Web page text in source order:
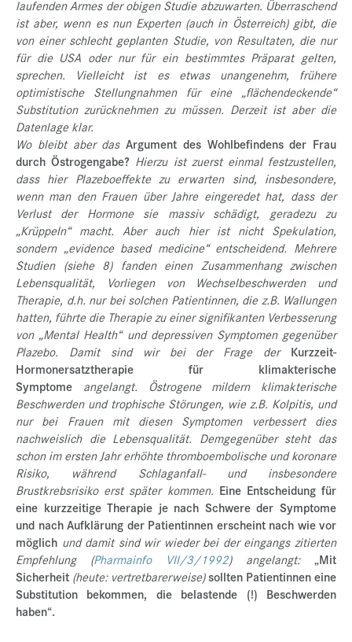
laufenden Armes der obigen Studie abzuwarten. Überraschend
ist aber, wenn es nun Experten (auch in Österreich) gibt, die
von einer schlecht geplanten Studie, von Resultaten, die nur
für die USA oder nur für ein bestimmtes Präparat gelten,
sprechen. Vielleicht ist es etwas unangenehm, frühere
optimistische Stellungnahmen für eine „flächendeckende“
Substitution zurücknehmen zu müssen. Derzeit ist aber die
Datenlage klar.
Wo bleibt aber das Argument des Wohlbefindens der Frau
durch Östrogengabe? Hierzu ist zuerst einmal festzustellen,
dass hier Plazeboeffekte zu erwarten sind, insbesondere,
wenn man den Frauen über Jahre eingeredet hat, dass der
Verlust der Hormone sie massiv schädigt, geradezu zu
„Krüppeln“ macht. Aber auch hier ist nicht Spekulation,
sondern „evidence based medicine“ entscheidend. Mehrere
Studien (siehe 8) fanden einen Zusammenhang zwischen
Lebensqualität, Vorliegen von Wechselbeschwerden und
Therapie, d.h. nur bei solchen Patientinnen, die z.B. Wallungen
hatten, führte die Therapie zu einer signifikanten Verbesserung
von „Mental Health“ und depressiven Symptomen gegenüber
Plazebo. Damit sind wir bei der Frage der Kurzzeit-
Hormonersatztherapie für klimakterische
Symptome angelangt. Östrogene mildern klimakterische
Beschwerden und trophische Störungen, wie z.B. Kolpitis, und
nur bei Frauen mit diesen Symptomen verbessert dies
nachweislich die Lebensqualität. Demgegenüber steht das
schon im ersten Jahr erhöhte thromboembolische und koronare
Risiko, während Schlaganfall- und insbesondere
Brustkrebsrisiko erst später kommen. Eine Entscheidung für
eine kurzzeitige Therapie je nach Schwere der Symptome
und nach Aufklärung der Patientinnen erscheint nach wie vor
möglich und damit sind wir wieder bei der eingangs zitierten
Empfehlung (Pharmainfo VII/3/1992) angelangt: „Mit
Sicherheit (heute: vertretbarerweise)sollten Patientinnen eine
Substitution bekommen, die belastende (!) Beschwerden
haben“.